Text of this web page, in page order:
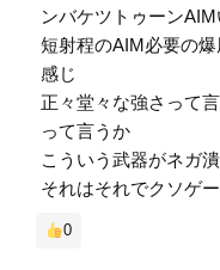
ンバケツトゥーン
短射程のAIM必要の
感じ
正々堂々な強さって
って言うか
こういう武器がネガ
それはそれでクソゲ
0